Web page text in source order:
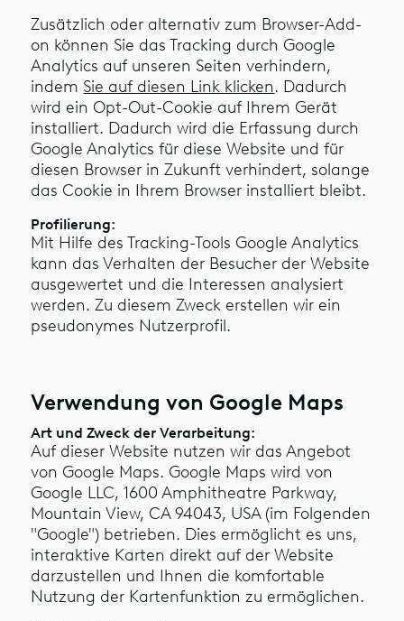
Zusätzlich oder alternativ zum Browser-Add-
on können Sie das Tracking durch Google
Analytics auf unseren Seiten verhindern,
indem Sie auf diesen Link klicken. Dadurch
wird ein Opt-Out-Cookie auf Ihrem Gerät
installiert. Dadurch wird die Erfassung durch
Google Analytics für diese Website und für
diesen Browser in Zukunft verhindert, solange
das Cookie in Ihrem Browser installiert bleibt.
Profilierung:
Mit Hilfe des Tracking-Tools Google Analytics
kann das Verhalten der Besucher der Website
ausgewertet und die Interessen analysiert
werden. Zu diesem Zweck erstellen wir ein
pseudonymes Nutzerprofil.
Verwendung von Google Maps
Art und Zweck der Verarbeitung:
Auf dieser Website nutzen wir das Angebot
von Google Maps. Google Maps wird von
Google LLC, 1600 Amphitheatre Parkway,
Mountain View, CA 94043, USA (im Folgenden
"Google") betrieben. Dies ermöglicht es uns,
interaktive Karten direkt auf der Website
darzustellen und Ihnen die komfortable
Nutzung der Kartenfunktion zu ermöglichen.